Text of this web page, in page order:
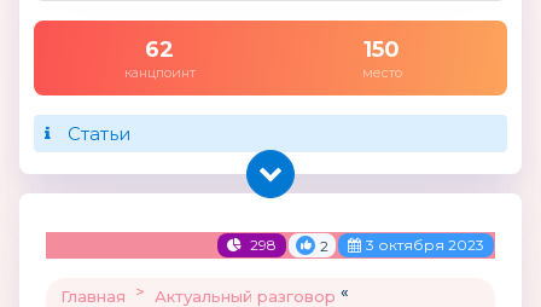
62
канцпоинт
150
место
Статьи
298 2 3 октября 2023
Главная > Актуальный разговор «